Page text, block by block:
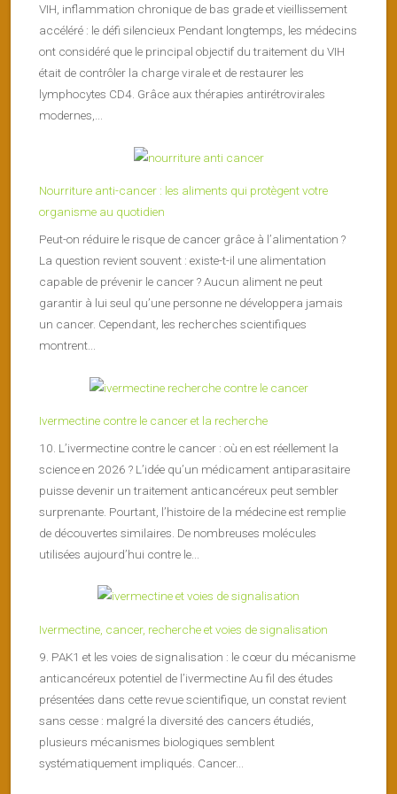
VIH, inflammation chronique de bas grade et vieillissement
accéléré : le défi silencieux Pendant longtemps, les médecins
ont considéré que le principal objectif du traitement du VIH
était de contrôler la charge virale et de restaurer les
lymphocytes CD4. Grâce aux thérapies antirétrovirales
modernes,...
Nourriture anti-cancer : les aliments qui protègent votre
organisme au quotidien
Peut-on réduire le risque de cancer grâce à l’alimentation ?
La question revient souvent : existe-t-il une alimentation
capable de prévenir le cancer ? Aucun aliment ne peut
garantir à lui seul qu’une personne ne développera jamais
un cancer. Cependant, les recherches scientifiques
montrent...
Ivermectine contre le cancer et la recherche
10. L’ivermectine contre le cancer : où en est réellement la
science en 2026 ? L’idée qu’un médicament antiparasitaire
puisse devenir un traitement anticancéreux peut sembler
surprenante. Pourtant, l’histoire de la médecine est remplie
de découvertes similaires. De nombreuses molécules
utilisées aujourd’hui contre le...
Ivermectine, cancer, recherche et voies de signalisation
9. PAK1 et les voies de signalisation : le cœur du mécanisme
anticancéreux potentiel de l’ivermectine Au fil des études
présentées dans cette revue scientifique, un constat revient
sans cesse : malgré la diversité des cancers étudiés,
plusieurs mécanismes biologiques semblent
systématiquement impliqués. Cancer...